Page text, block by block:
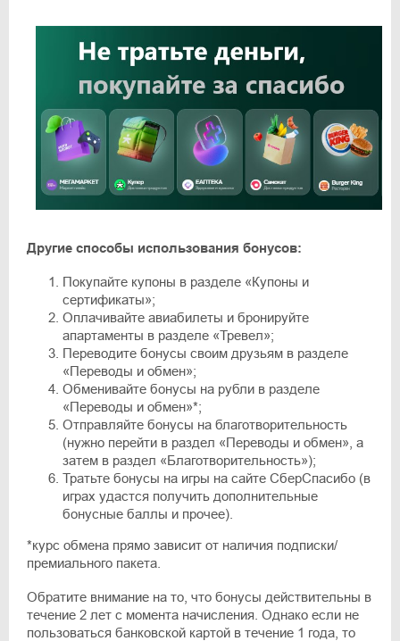
Другие способы использования бонусов:
Покупайте купоны в разделе «Купоны и
сертификаты»;
Оплачивайте авиабилеты и бронируйте
апартаменты в разделе «Тревел»;
Переводите бонусы своим друзьям в разделе
«Переводы и обмен»;
Обменивайте бонусы на рубли в разделе
«Переводы и обмен»*;
Отправляйте бонусы на благотворительность
(нужно перейти в раздел «Переводы и обмен», а
затем в раздел «Благотворительность»);
Тратьте бонусы на игры на сайте СберСпасибо (в
играх удастся получить дополнительные
бонусные баллы и прочее).
*курс обмена прямо зависит от наличия подписки/
премиального пакета.
Обратите внимание на то, что бонусы действительны в
течение 2 лет с момента начисления. Однако если не
пользоваться банковской картой в течение 1 года, то